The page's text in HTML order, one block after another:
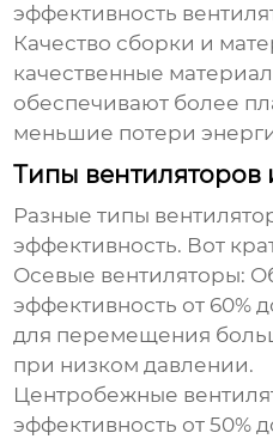
эффективность
Качество сборки и
качественные
обеспечивают более
меньшие потери
Типы вентиляторов
Разные типы
эффективность. Вот
Осевые вентиляторы:
эффективность от 60%
для перемещения
при низком давлении.
Центробежные
эффективность от 50%